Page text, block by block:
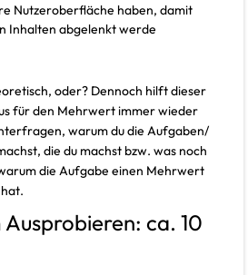
Nutzeroberfläche haben, damit
Inhalten abgelenkt werde
oder? Dennoch hilft dieser
für den Mehrwert immer wieder
warum du die Aufgaben/
die du machst bzw. was noch
die Aufgabe einen Mehrwert
Ausprobieren: ca. 10